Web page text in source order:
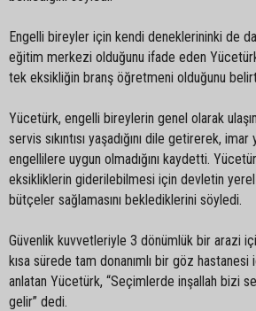
Engelli bireyler için kendi deneklerininki de
eğitim merkezi olduğunu ifade eden
tek eksikliğin branş öğretmeni olduğunu
Yücetürk, engelli bireylerin genel olarak
servis sıkıntısı yaşadığını dile getirerek, imar
engellilere uygun olmadığını kaydetti.
eksikliklerin giderilebilmesi için devletin
bütçeler sağlamasını beklediklerini söyledi.
Güvenlik kuvvetleriyle 3 dönümlük bir arazi
kısa sürede tam donanımlı bir göz hastanesi
anlatan Yücetürk, “Seçimlerde inşallah bizi
gelir” dedi.